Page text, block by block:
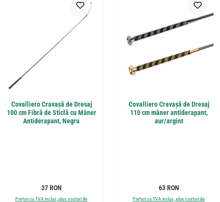
Covalliero Cravașă de Dresaj
100 cm Fibră de Sticlă cu Mâner
Antiderapant, Negru
Preț obișnuit:
37 RON
Prețuri cu TVA inclus, plus costuri de
Covalliero Cravașă de Dresaj
110 cm mâner antiderapant,
aur/argint
Preț obișnuit:
63 RON
Prețuri cu TVA inclus, plus costuri de